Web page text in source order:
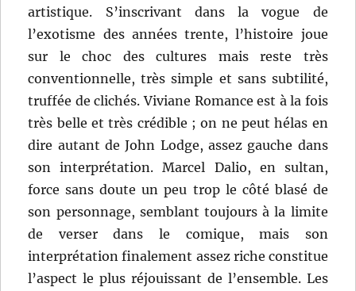
artistique. S’inscrivant dans la vogue de
l’exotisme des années trente, l’histoire joue
sur le choc des cultures mais reste très
conventionnelle, très simple et sans subtilité,
truffée de clichés. Viviane Romance est à la fois
très belle et très crédible ; on ne peut hélas en
dire autant de John Lodge, assez gauche dans
son interprétation. Marcel Dalio, en sultan,
force sans doute un peu trop le côté blasé de
son personnage, semblant toujours à la limite
de verser dans le comique, mais son
interprétation finalement assez riche constitue
l’aspect le plus réjouissant de l’ensemble. Les